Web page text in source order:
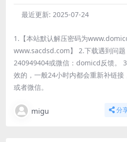
最近更新: 2025-07-24
1.【本站默认解压密码为
www.sacdsd.com】 2.下载遇到问题
240949404或微信：domicd反馈。
效的，一般24小时内都会重新补链
或者微信。
migu 分